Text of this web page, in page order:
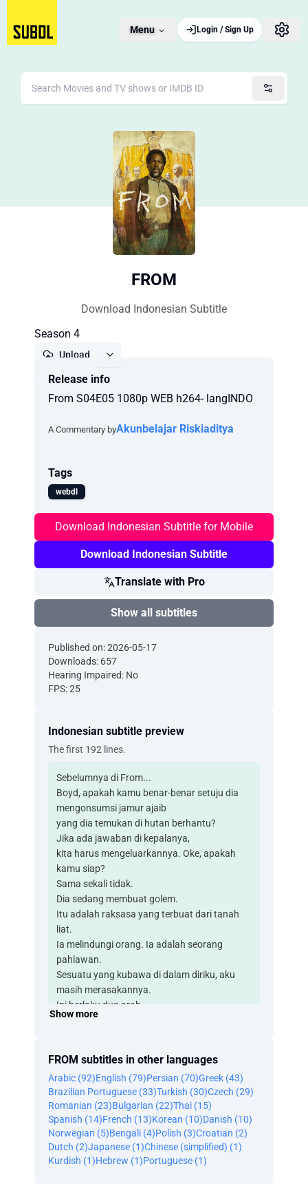
Menu Login / Sign Up
FROM
Download Indonesian Subtitle
Season 4
Upload
Release info
From S04E05 1080p WEB h264- langINDO
A Commentary byAkunbelajar Riskiaditya
Tags
webdl
Download Indonesian Subtitle for Mobile
Download Indonesian Subtitle
Translate with Pro
Show all subtitles
Published on: 2026-05-17
Downloads: 657
Hearing Impaired: No
FPS: 25
Indonesian subtitle preview
The first 192 lines.
Sebelumnya di From...
Boyd, apakah kamu benar-benar setuju dia
mengonsumsi jamur ajaib
yang dia temukan di hutan berhantu?
Jika ada jawaban di kepalanya,
kita harus mengeluarkannya. Oke, apakah
kamu siap?
Sama sekali tidak.
Dia sedang membuat golem.
Itu adalah raksasa yang terbuat dari tanah
liat.
Ia melindungi orang. Ia adalah seorang
pahlawan.
Sesuatu yang kubawa di dalam diriku, aku
masih merasakannya.
Ini berlaku dua arah.
Dia merasakan betapa takutnya aku.
Dia datang dengan mobil, seperti kita semua.
Tapi dia tidak seperti kita.
Ketika aku menemukan Ibu di dekat pohon
botol, aku melihatnya.
Dia sedang memakan Ibu.
Ya Tuhan. Ya Tuhan.
Aku tidak bisa membayangkan betapa
Show more
FROM subtitles in other languages
Arabic (92)English (79)Persian (70)Greek (43)
Brazilian Portuguese (33)Turkish (30)Czech (29)
Romanian (23)Bulgarian (22)Thai (15)
Spanish (14)French (13)Korean (10)Danish (10)
Norwegian (5)Bengali (4)Polish (3)Croatian (2)
Dutch (2)Japanese (1)Chinese (simplified) (1)
Kurdish (1)Hebrew (1)Portuguese (1)